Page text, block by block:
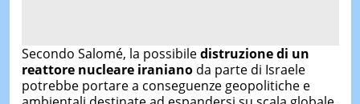
Secondo Salomé, la possibiledistruzione di un
reattore nucleare iranianoda parte di Israele
potrebbe portare a conseguenze geopolitiche e